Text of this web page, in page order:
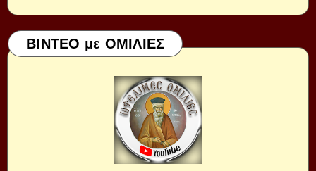
ΒΙΝΤΕΟ με ΟΜΙΛΙΕΣ